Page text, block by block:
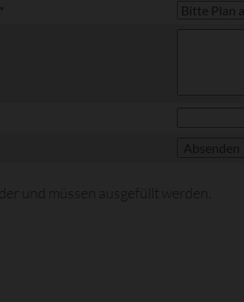
*
und müssen ausgefüllt werden.